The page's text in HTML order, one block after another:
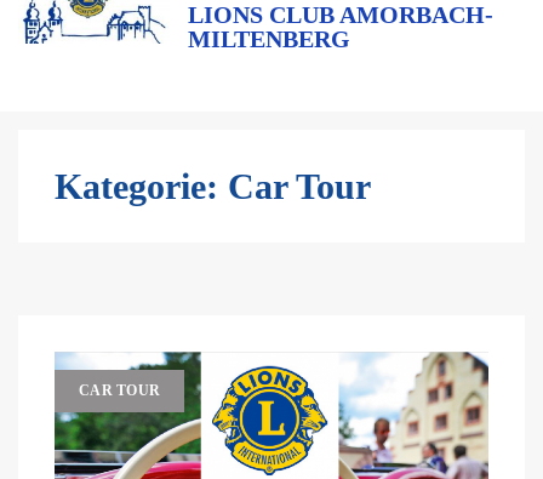
LIONS CLUB AMORBACH-
MILTENBERG
Kategorie: Car Tour
CAR TOUR